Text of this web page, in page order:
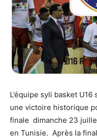
L’équipe syli basket
une victoire historique
finale dimanche 23
en Tunisie. Après la